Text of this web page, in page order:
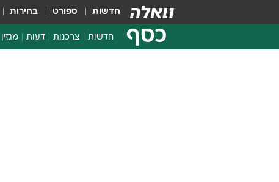
חדשות ספורט בחירות
כסף חדשות צרכנות דעות מגזין